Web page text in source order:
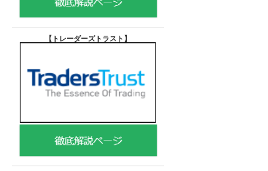
【トレーダーズトラスト 】